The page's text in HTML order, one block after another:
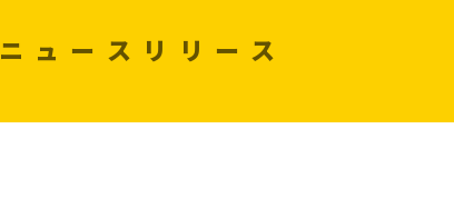
ニュースリリース